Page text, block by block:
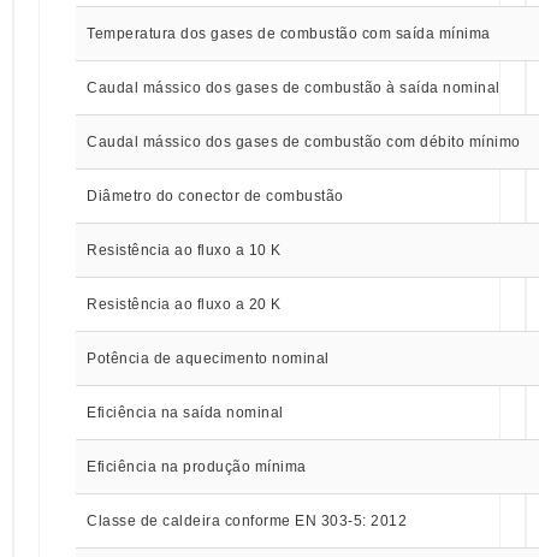
Temperatura dos gases de combustão com saída mínima
Caudal mássico dos gases de combustão à saída nominal
Caudal mássico dos gases de combustão com débito mínimo
Diâmetro do conector de combustão
Resistência ao fluxo a 10 K
Resistência ao fluxo a 20 K
Potência de aquecimento nominal
Eficiência na saída nominal
Eficiência na produção mínima
Classe de caldeira conforme EN 303-5: 2012